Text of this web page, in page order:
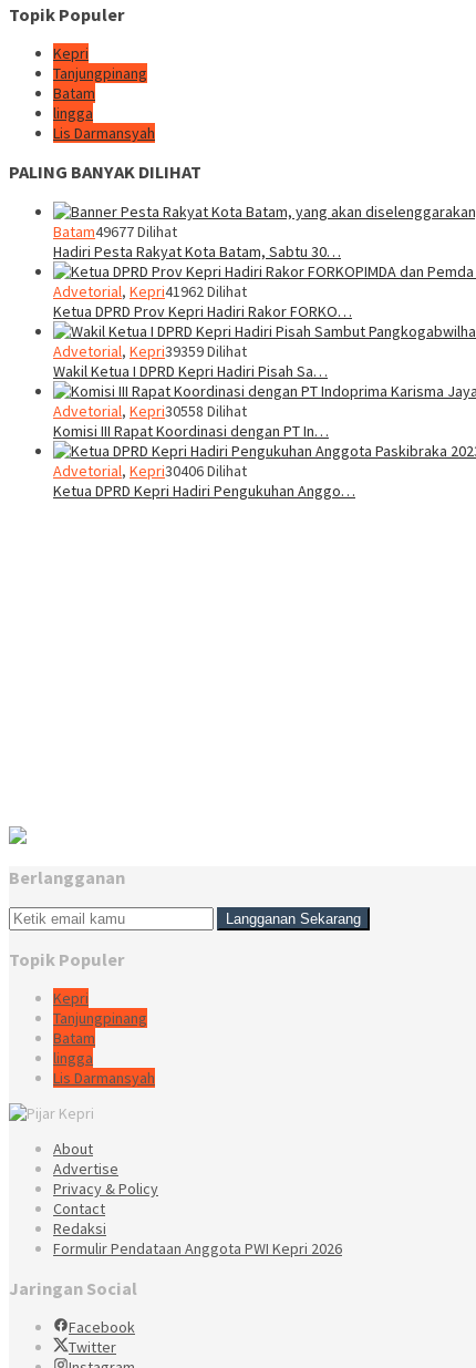
Topik Populer
Kepri
Tanjungpinang
Batam
lingga
Lis Darmansyah
PALING BANYAK DILIHAT
Batam49677 Dilihat
Hadiri Pesta Rakyat Kota Batam, Sabtu 30…
Advetorial, Kepri41962 Dilihat
Ketua DPRD Prov Kepri Hadiri Rakor FORKO…
Advetorial, Kepri39359 Dilihat
Wakil Ketua I DPRD Kepri Hadiri Pisah Sa…
Advetorial, Kepri30558 Dilihat
Komisi III Rapat Koordinasi dengan PT In…
Advetorial, Kepri30406 Dilihat
Ketua DPRD Kepri Hadiri Pengukuhan Anggo…
Berlangganan
Topik Populer
Kepri
Tanjungpinang
Batam
lingga
Lis Darmansyah
About
Advertise
Privacy & Policy
Contact
Redaksi
Formulir Pendataan Anggota PWI Kepri 2026
Jaringan Social
Facebook
Twitter